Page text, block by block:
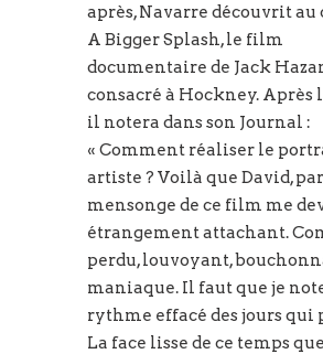
après, Navarre découvrit au
A Bigger Splash, le film
documentaire de Jack
consacré à Hockney. Après
il notera dans son Journal :
« Comment réaliser le
artiste ? Voilà que David,
mensonge de ce film me
étrangement attachant.
perdu, louvoyant,
maniaque. Il faut que je
rythme effacé des jours qui
La face lisse de ce temps